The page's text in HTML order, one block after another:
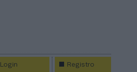
Login Registro